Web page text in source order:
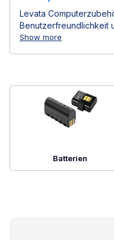
Levata
Benutzerfreundlichkeit
professioneller
Show more
Batterien